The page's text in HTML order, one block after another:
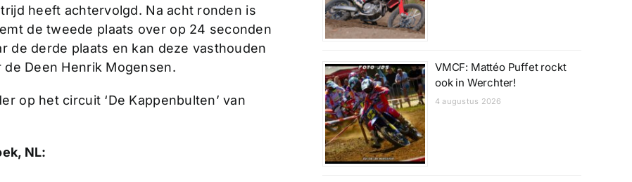
heeft achtervolgd. Na acht ronden is
de tweede plaats over op 24 seconden
de derde plaats en kan deze vasthouden
Deen Henrik Mogensen.
op het circuit ‘De Kappenbulten’ van
NL:
VMCF: Mattéo Puffet rockt
ook in Werchter!
4 augustus 2026